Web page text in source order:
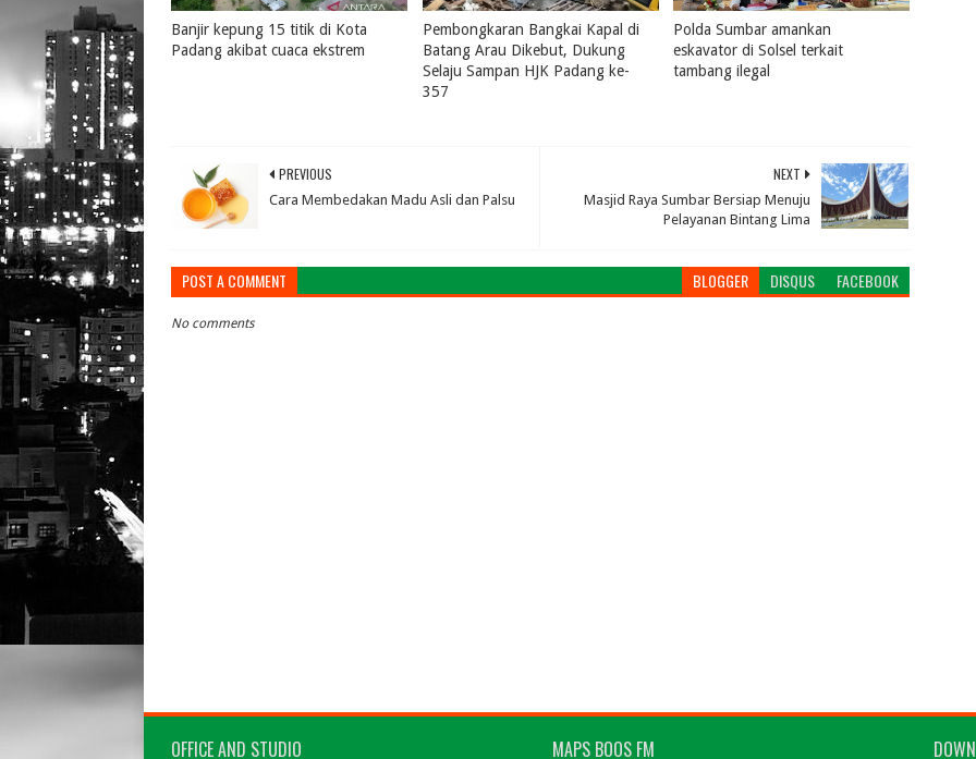
Banjir kepung 15 titik di Kota
Padang akibat cuaca ekstrem
Pembongkaran Bangkai Kapal di
Batang Arau Dikebut, Dukung
Selaju Sampan HJK Padang ke-
357
Polda Sumbar amankan
eskavator di Solsel terkait
tambang ilegal
NEXT
Masjid Raya Sumbar Bersiap Menuju
Pelayanan Bintang Lima
PREVIOUS
Cara Membedakan Madu Asli dan Palsu
POST A COMMENT BLOGGER DISQUS FACEBOOK
No comments
OFFICE AND STUDIO MAPS BOOS FM